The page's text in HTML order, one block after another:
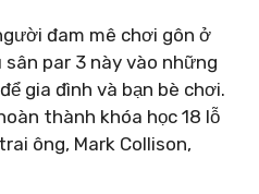
đam mê chơi gôn ở
par 3 này vào những
gia đình và bạn bè chơi.
thành khóa học 18 lỗ
ông, Mark Collison,